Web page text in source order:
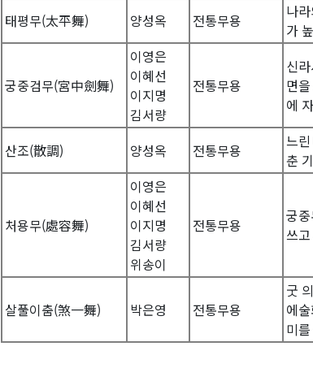
태평무(太平舞)
양성옥 전통무용
나
가
궁중검무(宮中劍舞)
이영은
이혜선
이지명
김서량
전통무용
신
면
에
산조(散調) 양성옥 전통무용
느
춘
처용무(處容舞)
이영은
이혜선
이지명
김서량
위송이
전통무용
궁
쓰
살풀이춤(煞一舞) 박은영 전통무용
굿
에
미